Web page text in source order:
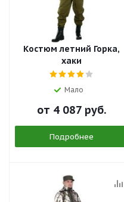
Костюм летний Горка,
хаки
Мало
от 4 087 руб.
Подробнее